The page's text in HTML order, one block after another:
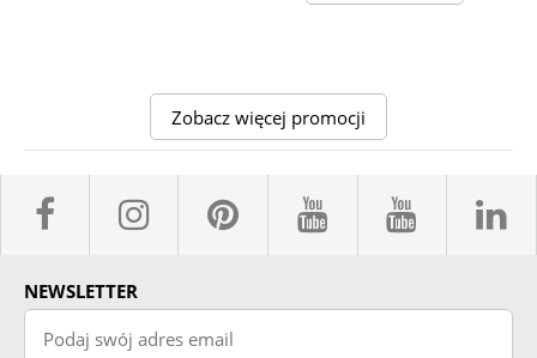
Zobacz więcej promocji
facebook sklepyBELPOL
instagram
pinterestyoutube
NEWSLETTER
Podaj swój adres email